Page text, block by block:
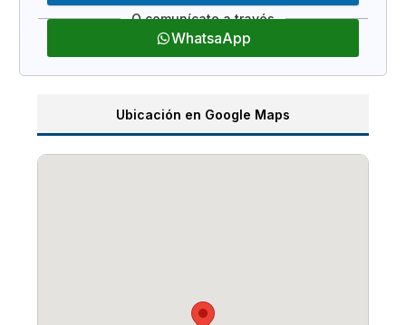
WhatsaApp
Ubicación en Google Maps